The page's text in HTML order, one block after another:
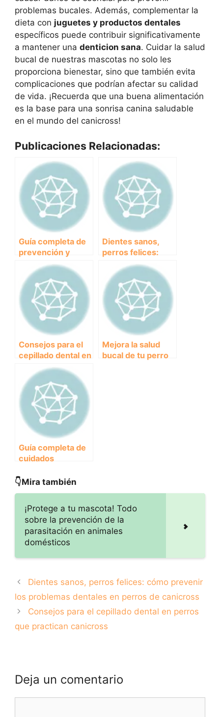
problemas bucales. Además, complementar la
dieta con juguetes y productos dentales
específicos puede contribuir significativamente
a mantener una denticion sana. Cuidar la salud
bucal de nuestras mascotas no solo les
proporciona bienestar, sino que también evita
complicaciones que podrían afectar su calidad
de vida. ¡Recuerda que una buena alimentación
es la base para una sonrisa canina saludable
en el mundo del canicross!
Publicaciones Relacionadas:
Guía completa de
prevención y
limpieza dental
para perros en el
canicross
Dientes sanos,
perros felices:
cómo prevenir los
problemas
dentales en perros
de canicross
Consejos para el
cepillado dental en
perros que
practican
canicross
Mejora la salud
bucal de tu perro
Guía completa de
cuidados
dentales para
canicross
👇Mira también
¡Protege a tu mascota! Todo
sobre la prevención de la
parasitación en animales
domésticos
Dientes sanos, perros felices: cómo prevenir
los problemas dentales en perros de canicross
Consejos para el cepillado dental en perros
que practican canicross
Deja un comentario